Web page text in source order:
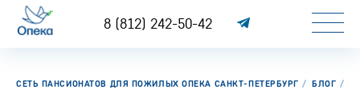
8 (812) 242-50-42
СЕТЬ ПАНСИОНАТОВ ДЛЯ ПОЖИЛЫХ ОПЕКА САНКТ-ПЕТЕРБУРГ БЛОГ